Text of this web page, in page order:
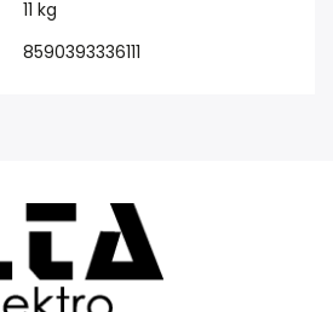
11 kg
8590393336111